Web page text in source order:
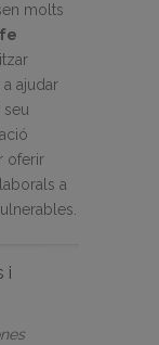
molts
ajudar
oferir
a
i